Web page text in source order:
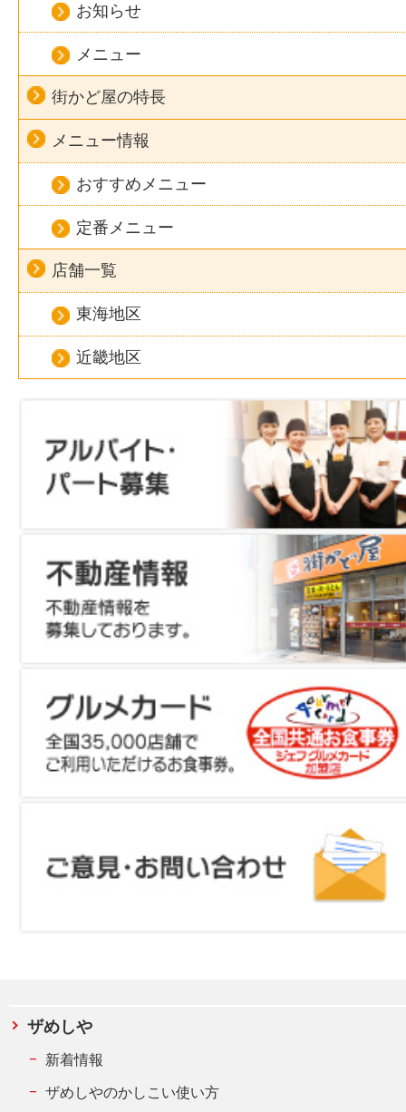
お知らせ
メニュー
街かど屋の特長
メニュー情報
おすすめメニュー
定番メニュー
店舗一覧
東海地区
近畿地区
ザめしや
新着情報
ザめしやのかしこい使い方